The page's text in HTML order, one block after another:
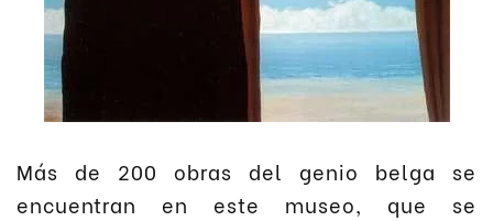
Más de 200 obras del genio belga se
encuentran en este museo, que se